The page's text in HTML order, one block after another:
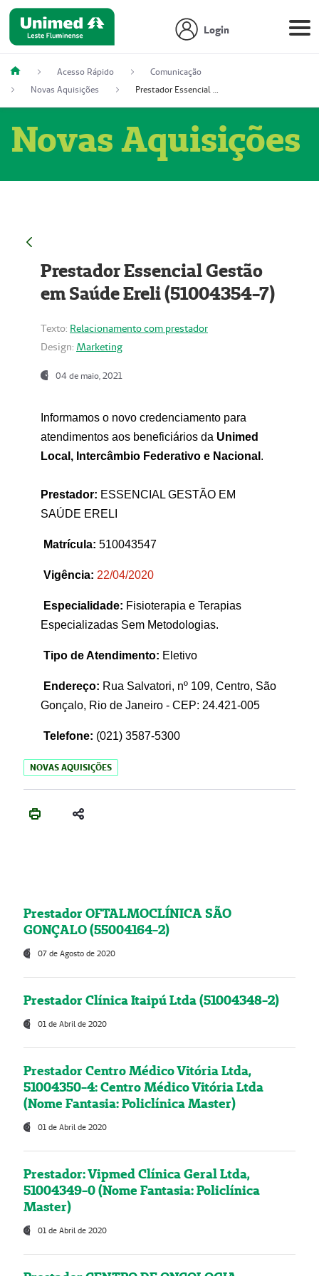
Login
Acesso Rápido
Comunicação
Novas Aquisições
Prestador Essencial Gestão em Saúde Ereli (51004354-7)
Novas Aquisições
Prestador Essencial Gestão
em Saúde Ereli (51004354-7)
Texto: Relacionamento com prestador
Design: Marketing
04 de maio, 2021
Informamos o novo credenciamento para
atendimentos aos beneficiários da Unimed
Local, Intercâmbio Federativo e Nacional .
Prestador: ESSENCIAL GESTÃO EM
SAÚDE ERELI
Matrícula: 510043547
Vigência: 22/04/2020
Especialidade: Fisioterapia e Terapias
Especializadas Sem Metodologias.
Tipo de Atendimento: Eletivo
Endereço: Rua Salvatori, nº 109, Centro, São
Gonçalo, Rio de Janeiro - CEP: 24.421-005
Telefone: (021) 3587-5300
NOVAS AQUISIÇÕES
Prestador OFTALMOCLÍNICA SÃO
GONÇALO (55004164-2)
07 de Agosto de 2020
Prestador Clínica Itaipú Ltda (51004348-2)
01 de Abril de 2020
Prestador Centro Médico Vitória Ltda,
51004350-4: Centro Médico Vitória Ltda
(Nome Fantasia: Policlínica Master)
01 de Abril de 2020
Prestador: Vipmed Clínica Geral Ltda,
51004349-0 (Nome Fantasia: Policlínica
Master)
01 de Abril de 2020